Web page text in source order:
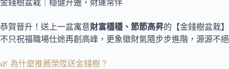
金錢樹盆栽｜穩健升遷，財運常伴
恭賀晉升！送上一盆寓意財富穩穩、節節高昇的【金錢樹盆栽】
不只祝福職場仕途再創高峰，更象徵財氣隨步步進階，源源不絕
🌿 為什麼推薦榮陞送金錢樹？